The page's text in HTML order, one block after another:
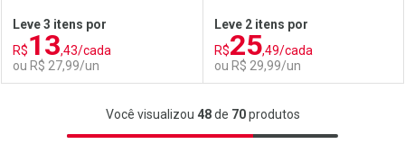
Comprar sem Desconto
Por R$ 51,59/cada
Comprar sem Desconto
Por R$ 51,59/cada
Comprar sem Desconto
Por R$ 51,59/cada
Comprar sem Desconto
Por R$ 51,59/cada
Leve 3 itens por
R$13,43/cada
ou R$ 27,99/un
FECHAR
FECHAR
Leve 2 itens por
R$25,49/cada
ou R$ 29,99/un
Você visualizou 48de 70produtos